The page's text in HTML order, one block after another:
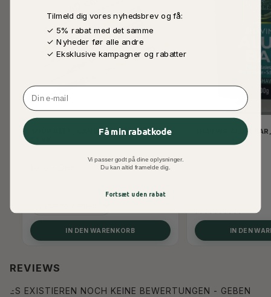
SOUR BELT, CANDY METER 45 CM
IN DEN WARENKORB
SHAVING ALUM
IN DEN
REVIEWS
ES EXISTIEREN NOCH KEINE BEWERTUNGEN - GEBEN
Tilmeld dig vores nyhedsbrev og få:
✓ 5% rabat med det samme
✓ Nyheder før alle andre
✓ Eksklusive kampagner og rabatter
Email
Få min rabatkode
Vi passer godt på dine oplysninger.
Du kan altid framelde dig.
Fortsæt uden rabat